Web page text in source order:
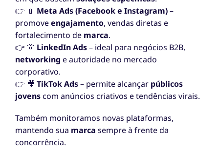
👉 📱 Meta Ads (Facebook e Instagram)–
promoveengajamento, vendas diretas e
fortalecimento de marca.
👉 👔 LinkedIn Ads– ideal para negócios B2B,
networking e autoridade no mercado
corporativo.
👉 🎥TikTok Ads– permite alcançar públicos
jovenscom anúncios criativos e tendências virais.
Também monitoramos novas plataformas,
mantendo sua marca sempre à frente da
concorrência.